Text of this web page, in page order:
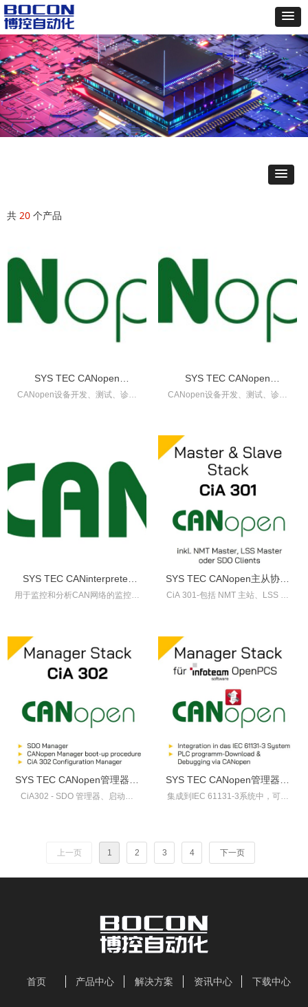
共 20 个产品
SYS TEC CANopen
DeviceExplorer 完整版
CANopen设备开发、测试、诊断
SYS TEC CANopen
DeviceExplorer 基础版
CANopen设备开发、测试、诊断
SYS TEC CANinterpreter
CAN监控与分析工具
用于监控和分析CAN网络的监控工
SYS TEC CANopen主从协议
栈源代码 CiA 301 (SO-
CiA 301-包括 NMT 主站、LSS 主
SYS TEC CANopen管理器源
代码 CiA 302 (SO-1063/SO-
CiA302 - SDO 管理器、启动程
SYS TEC CANopen管理器源
代码 infoteam OpenPCS
集成到IEC 61131-3系统中，可通
上一页 1 2 3 4 下一页
首页 产品中心 解决方案 资讯中心 下载中心